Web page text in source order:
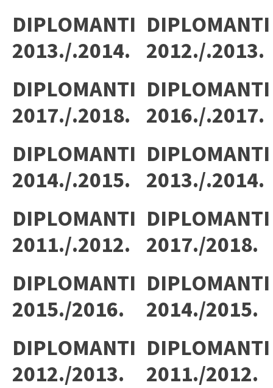
DIPLOMANTI
2013./.2014.
DIPLOMANTI
2012./.2013.
DIPLOMANTI
2017./.2018.
DIPLOMANTI
2016./.2017.
DIPLOMANTI
2014./.2015.
DIPLOMANTI
2013./.2014.
DIPLOMANTI
2011./.2012.
DIPLOMANTI
2017./2018.
DIPLOMANTI
2015./2016.
DIPLOMANTI
2014./2015.
DIPLOMANTI
2012./2013.
DIPLOMANTI
2011./2012.